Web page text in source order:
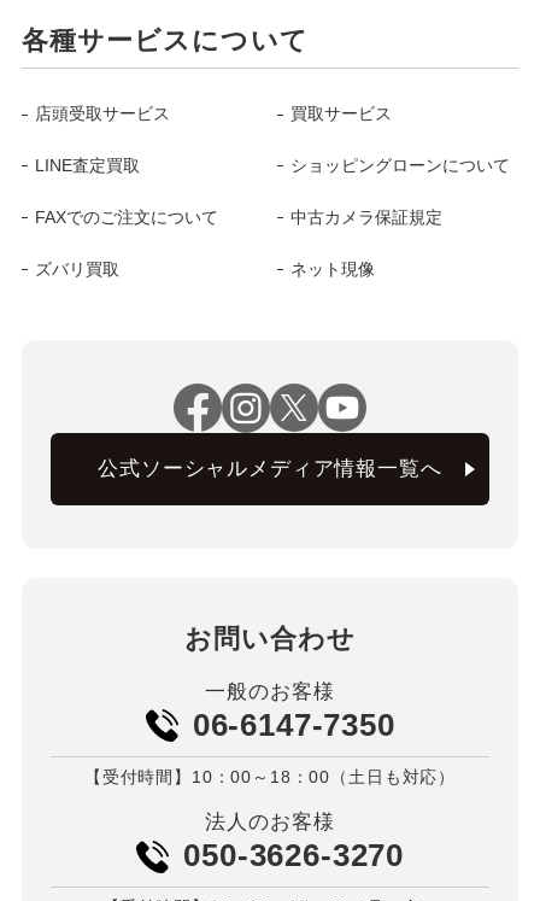
各種サービスについて
店頭受取サービス 買取サービス
LINE査定買取 ショッピングローンについて
FAXでのご注文について 中古カメラ保証規定
ズバリ買取 ネット現像
公式ソーシャルメディア情報一覧へ
お問い合わせ
一般のお客様
06-6147-7350
【受付時間】10：00～18：00（土日も対応）
法人のお客様
050-3626-3270